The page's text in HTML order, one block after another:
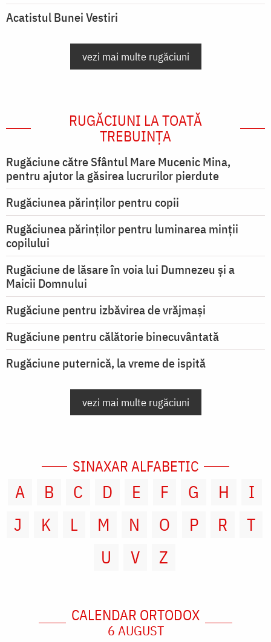
Acatistul Bunei Vestiri
vezi mai multe rugăciuni
RUGĂCIUNI LA TOATĂ
TREBUINȚA
Rugăciune către Sfântul Mare Mucenic Mina,
pentru ajutor la găsirea lucrurilor pierdute
Rugăciunea părinților pentru copii
Rugăciunea părinților pentru luminarea minţii
copilului
Rugăciune de lăsare în voia lui Dumnezeu şi a
Maicii Domnului
Rugăciune pentru izbăvirea de vrăjmași
Rugăciune pentru călătorie binecuvântată
Rugăciune puternică, la vreme de ispită
vezi mai multe rugăciuni
SINAXAR ALFABETIC
A B C D E F G H
I
J
K L M N O P R
T
U
V Z
CALENDAR ORTODOX
6 AUGUST